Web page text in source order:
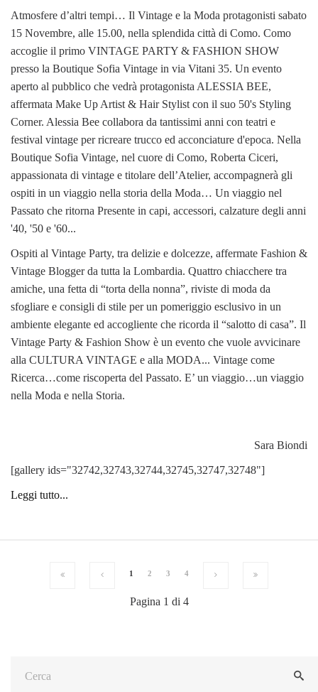
Atmosfere d’altri tempi… Il Vintage e la Moda protagonisti sabato
15 Novembre, alle 15.00, nella splendida città di Como. Como
accoglie il primo VINTAGE PARTY & FASHION SHOW
presso la Boutique Sofia Vintage in via Vitani 35. Un evento
aperto al pubblico che vedrà protagonista ALESSIA BEE,
affermata Make Up Artist & Hair Stylist con il suo 50's Styling
Corner. Alessia Bee collabora da tantissimi anni con teatri e
festival vintage per ricreare trucco ed acconciature d'epoca. Nella
Boutique Sofia Vintage, nel cuore di Como, Roberta Ciceri,
appassionata di vintage e titolare dell’Atelier, accompagnerà gli
ospiti in un viaggio nella storia della Moda… Un viaggio nel
Passato che ritorna Presente in capi, accessori, calzature degli anni
'40, '50 e '60...
Ospiti al Vintage Party, tra delizie e dolcezze, affermate Fashion &
Vintage Blogger da tutta la Lombardia. Quattro chiacchere tra
amiche, una fetta di “torta della nonna”, riviste di moda da
sfogliare e consigli di stile per un pomeriggio esclusivo in un
ambiente elegante ed accogliente che ricorda il “salotto di casa”. Il
Vintage Party & Fashion Show è un evento che vuole avvicinare
alla CULTURA VINTAGE e alla MODA... Vintage come
Ricerca…come riscoperta del Passato. E’ un viaggio…un viaggio
nella Moda e nella Storia.
Sara Biondi
[gallery ids="32742,32743,32744,32745,32747,32748"]
Leggi tutto...
1 2 3 4
Pagina 1 di 4